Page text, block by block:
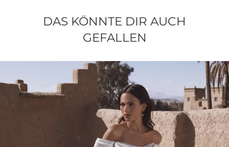
DAS KÖNNTE DIR AUCH
GEFALLEN